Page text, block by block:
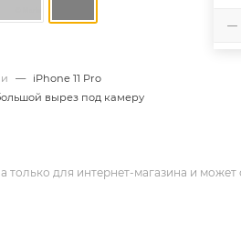
—
iPhone 11 Pro
вырез под камеру
только для интернет-магазина и может